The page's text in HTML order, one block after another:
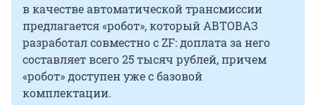
в качестве автоматической трансмиссии
предлагается «робот», который АВТОВАЗ
разработал совместно с ZF: доплата за него
составляет всего 25 тысяч рублей, причем
«робот» доступен уже с базовой
комплектации.